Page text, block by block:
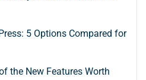
5 Options Compared for
the New Features Worth